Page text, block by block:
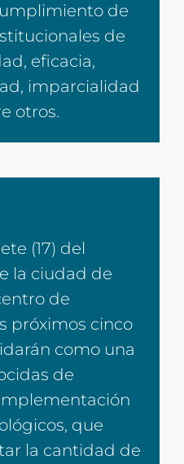
de
de
eficacia,
imparcialidad
otros.
(17) del
la ciudad de
de
próximos cinco
como una
de
que
la cantidad de